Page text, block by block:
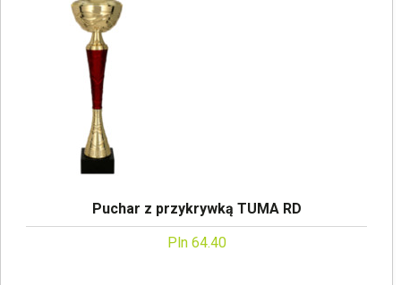
Puchar z przykrywką TUMA RD
Pln 64.40